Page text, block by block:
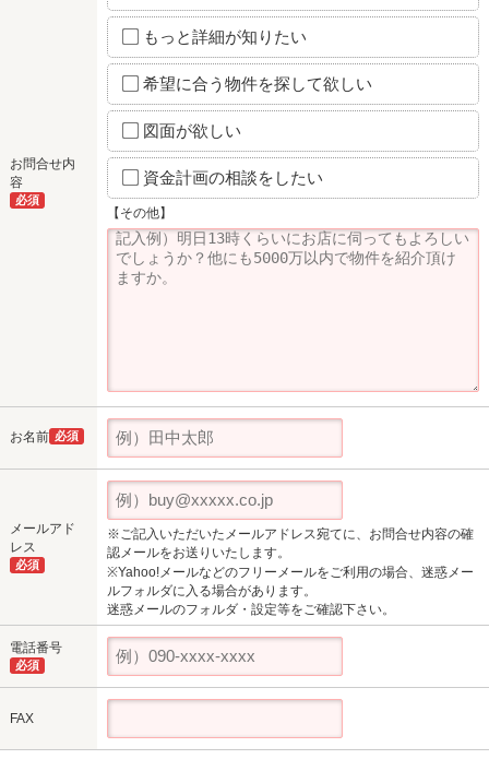
お問合せ内
容
必須
もっと詳細が知りたい
希望に合う物件を探して欲しい
図面が欲しい
資金計画の相談をしたい
【その他】
お名前 必須
メールアド
レス
必須
※ご記入いただいたメールアドレス宛てに、お問合せ内容の確
認メールをお送りいたします。
※Yahoo!メールなどのフリーメールをご利用の場合、迷惑メー
ルフォルダに入る場合があります。
迷惑メールのフォルダ・設定等をご確認下さい。
電話番号
必須
FAX